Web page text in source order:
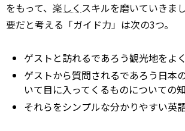
をもって、 楽しく スキルを磨いていきま
要だと考える「ガイド力」は次の3つ。
ゲストと訪れるであろう観光地をよ
ゲストから質問されるであろう日本
いて目に入ってくるものについての
それらをシンプルな分かりやすい英